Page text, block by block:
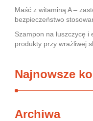
Maść z witaminą A –
bezpieczeństwo
Szampon na łuszczycę
produkty przy wrażliwej
Najnowsze
Archiwa